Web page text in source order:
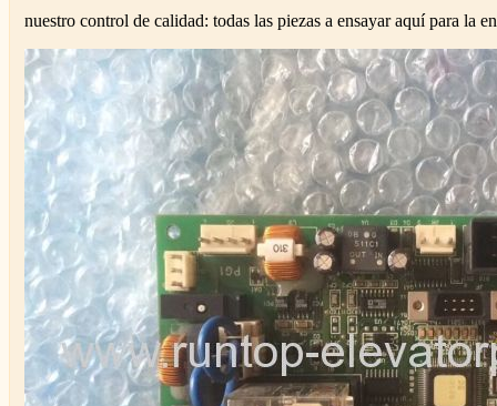
nuestro control de calidad: todas las piezas a ensayar aquí para la